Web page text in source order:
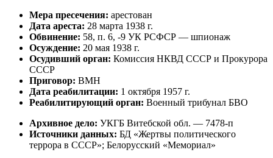
Мера пресечения: арестован
Дата ареста: 28 марта 1938 г.
Обвинение: 58, п. 6, -9 УК РСФСР — шпионаж
Осуждение: 20 мая 1938 г.
Осудивший орган: Комиссия НКВД СССР и Прокурора
СССР
Приговор: ВМН
Дата реабилитации: 1 октября 1957 г.
Реабилитирующий орган: Военный трибунал БВО
Архивное дело: УКГБ Витебской обл. — 7478-п
Источники данных: БД «Жертвы политического
террора в СССР»; Белорусский «Мемориал»